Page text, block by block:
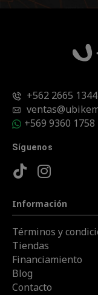
+562 2665 1344
+569 9360 1758
Síguenos
Información
Términos y
Tiendas
Financiamiento
Blog
Contacto